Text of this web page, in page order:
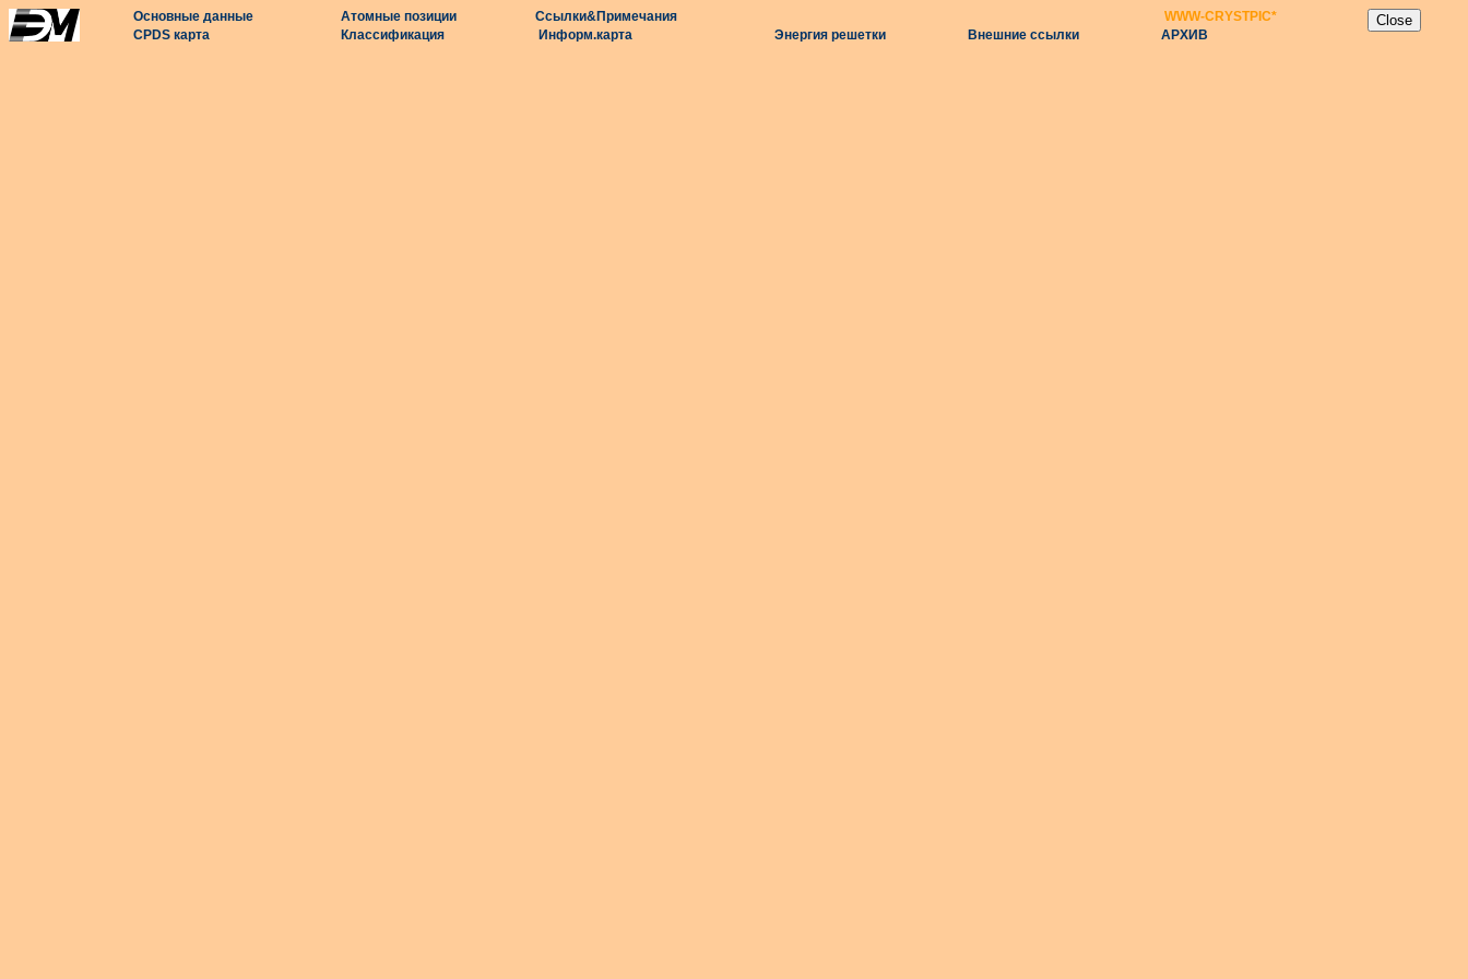
Основные данные Атомные позиции Ссылки&Примечания WWW-CRYSTPIC*
CPDS карта
Классификация Информ.карта Энергия решетки Внешние ссылки АРХИВ